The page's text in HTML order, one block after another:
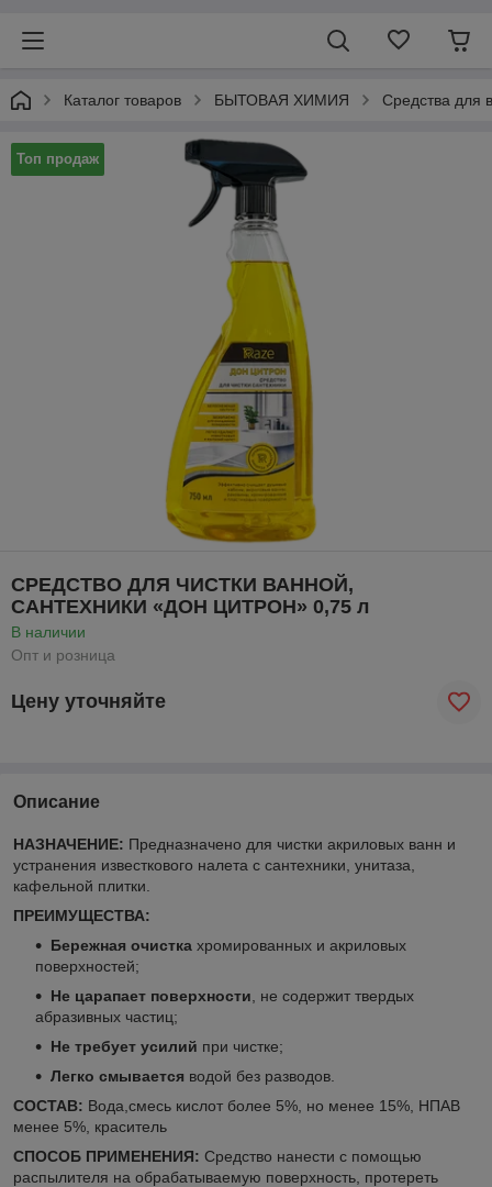
Каталог товаров БЫТОВАЯ ХИМИЯ Средства для
Топ продаж
СРЕДСТВО ДЛЯ ЧИСТКИ ВАННОЙ,
САНТЕХНИКИ «ДОН ЦИТРОН» 0,75 л
В наличии
Опт и розница
Цену уточняйте
Описание
НАЗНАЧЕНИЕ: Предназначено для чистки акриловых ванн и
устранения известкового налета с сантехники, унитаза,
кафельной плитки.
ПРЕИМУЩЕСТВА:
Бережная очистка хромированных и акриловых
поверхностей;
Не царапает поверхности , не содержит твердых
абразивных частиц;
Не требует усилий при чистке;
Легко смывается водой без разводов.
СОСТАВ: Вода,смесь кислот более 5%, но менее 15%, НПАВ
менее 5%, краситель
СПОСОБ ПРИМЕНЕНИЯ: Средство нанести с помощью
распылителя на обрабатываемую поверхность, протереть